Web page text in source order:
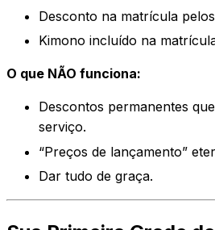
Desconto na matrícula
Kimono incluído na
O que NÃO funciona:
Descontos permanentes
serviço.
“Preços de lançamento”
Dar tudo de graça.